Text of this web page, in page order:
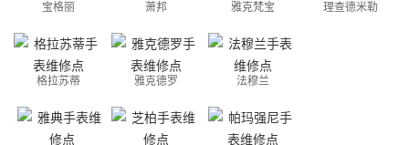
宝格丽 萧邦 雅克梵宝 理查德米勒
格拉苏蒂 雅克德罗 法穆兰